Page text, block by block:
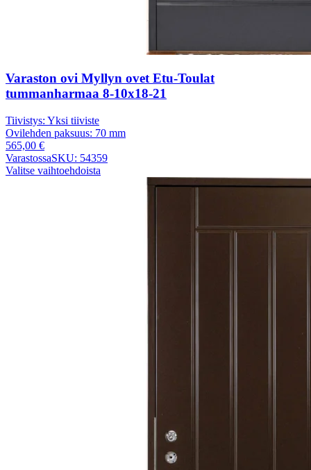
Varaston ovi Myllyn ovet Etu-Toulat
tummanharmaa 8-10x18-21
Tiivistys: Yksi tiiviste
Ovilehden paksuus: 70 mm
565,00 €
VarastossaSKU: 54359
Valitse vaihtoehdoista